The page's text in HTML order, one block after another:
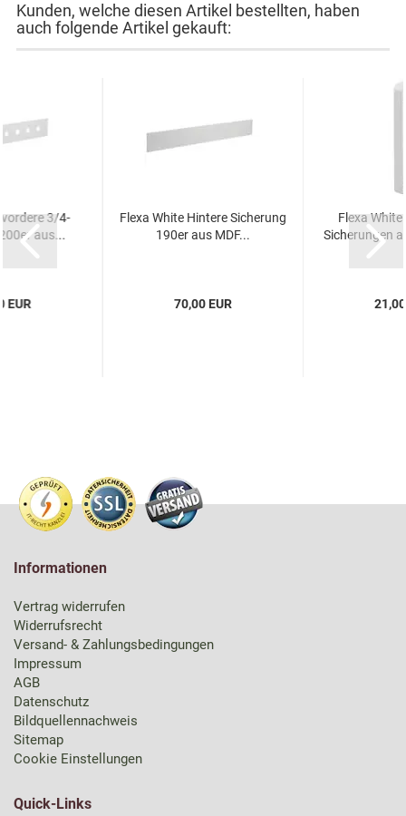
Kunden, welche diesen Artikel bestellten, haben
auch folgende Artikel gekauft:
3/4-
aus...
EUR
Flexa White Hintere Sicherung
190er aus MDF...
70,00 EUR
Flexa
Sicherungen
Informationen
Vertrag widerrufen
Widerrufsrecht
Versand- & Zahlungsbedingungen
Impressum
AGB
Datenschutz
Bildquellennachweis
Sitemap
Cookie Einstellungen
Quick-Links